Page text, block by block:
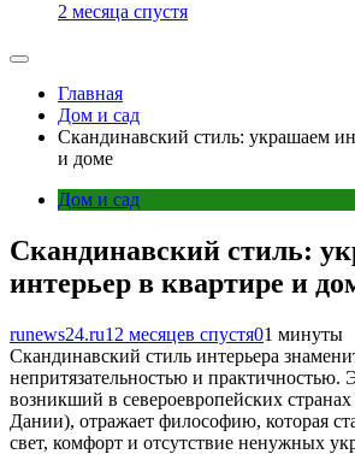
2 месяца спустя
Главная
Дом и сад
Скандинавский стиль: украшаем
и доме
Дом и сад
Скандинавский стиль:
интерьер в квартире и
runews24.ru12 месяцев спустя01 минуты
Скандинавский стиль интерьера
непритязательностью и практичностью.
возникший в североевропейских
Дании), отражает философию, которая
свет, комфорт и отсутствие ненужных